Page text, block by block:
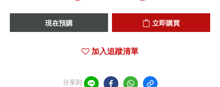
現在預購 立即購買
加入追蹤清單
分享到